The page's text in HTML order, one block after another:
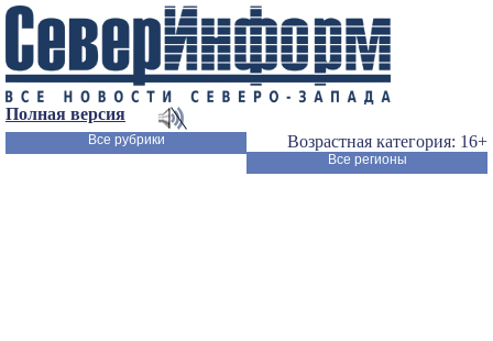
Полная версия
Возрастная категория: 16+
Все рубрики
Все регионы